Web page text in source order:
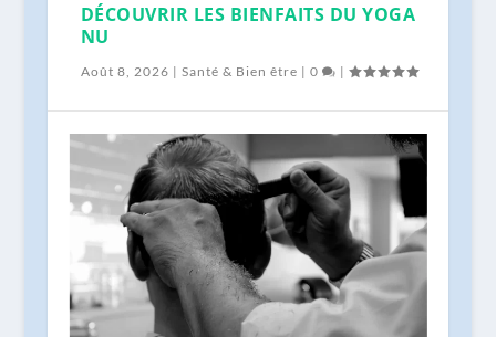
NU
CHEVEUX ÉPAIS : COMMENT...
SUPERSTITION OU SCIENCE ?
SGPT ÉLEVÉE : COMME...
SPAS INCONTOURN...
PERDRE DU POID...
DÉCOUVRIR LES BIENFAITS DU YOGA
NU
Août 8, 2026 | Santé & Bien être | 0 |